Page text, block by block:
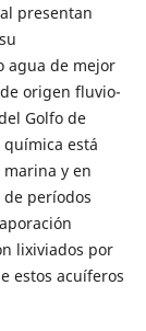
presentan
agua de mejor
origen fluvio-
Golfo de
está
y en
períodos
lixiviados por
estos acuíferos